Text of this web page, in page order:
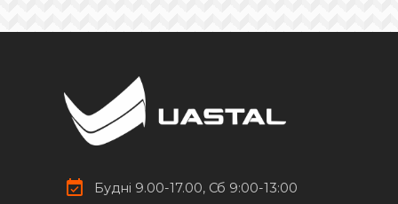
Будні 9.00-17.00, Сб 9:00-13:00